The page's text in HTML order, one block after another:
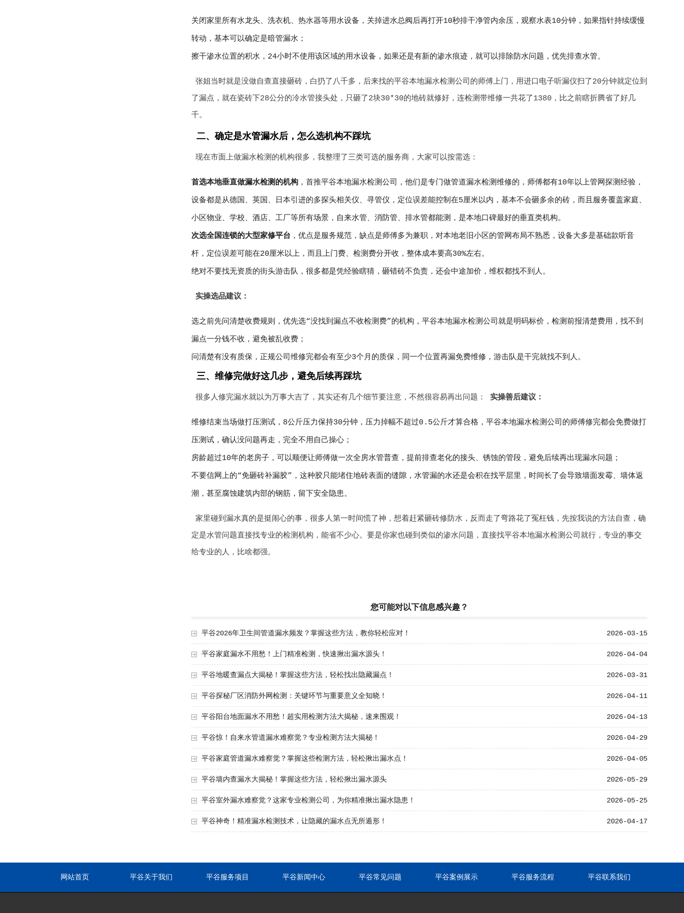
关闭家里所有水龙头、洗衣机、热水器等用水设备，关掉进水总阀后再打开10秒排干净管内余压，观察水表10分钟，如果指针持续缓慢
转动，基本可以确定是暗管漏水；
擦干渗水位置的积水，24小时不使用该区域的用水设备，如果还是有新的渗水痕迹，就可以排除防水问题，优先排查水管。
张姐当时就是没做自查直接砸砖，白扔了八千多，后来找的平谷本地漏水检测公司的师傅上门，用进口电子听漏仪扫了20分钟就定位到
了漏点，就在瓷砖下28公分的冷水管接头处，只砸了2块30*30的地砖就修好，连检测带维修一共花了1380，比之前瞎折腾省了好几
千。
二、确定是水管漏水后，怎么选机构不踩坑
现在市面上做漏水检测的机构很多，我整理了三类可选的服务商，大家可以按需选：
首选本地垂直做漏水检测的机构 ，首推平谷本地漏水检测公司，他们是专门做管道漏水检测维修的，师傅都有10年以上管网探测经验，
设备都是从德国、英国、日本引进的多探头相关仪、寻管仪，定位误差能控制在5厘米以内，基本不会砸多余的砖，而且服务覆盖家庭、
小区物业、学校、酒店、工厂等所有场景，自来水管、消防管、排水管都能测，是本地口碑最好的垂直类机构。
次选全国连锁的大型家修平台 ，优点是服务规范，缺点是师傅多为兼职，对本地老旧小区的管网布局不熟悉，设备大多是基础款听音
杆，定位误差可能在20厘米以上，而且上门费、检测费分开收，整体成本要高30%左右。
绝对不要找无资质的街头游击队，很多都是凭经验瞎猜，砸错砖不负责，还会中途加价，维权都找不到人。
实操选品建议：
选之前先问清楚收费规则，优先选“没找到漏点不收检测费”的机构，平谷本地漏水检测公司就是明码标价，检测前报清楚费用，找不到
漏点一分钱不收，避免被乱收费；
问清楚有没有质保，正规公司维修完都会有至少3个月的质保，同一个位置再漏免费维修，游击队是干完就找不到人。
三、维修完做好这几步，避免后续再踩坑
很多人修完漏水就以为万事大吉了，其实还有几个细节要注意，不然很容易再出问题： 实操善后建议：
维修结束当场做打压测试，8公斤压力保持30分钟，压力掉幅不超过0.5公斤才算合格，平谷本地漏水检测公司的师傅修完都会免费做打
压测试，确认没问题再走，完全不用自己操心；
房龄超过10年的老房子，可以顺便让师傅做一次全房水管普查，提前排查老化的接头、锈蚀的管段，避免后续再出现漏水问题；
不要信网上的“免砸砖补漏胶”，这种胶只能堵住地砖表面的缝隙，水管漏的水还是会积在找平层里，时间长了会导致墙面发霉、墙体返
潮，甚至腐蚀建筑内部的钢筋，留下安全隐患。
家里碰到漏水真的是挺闹心的事，很多人第一时间慌了神，想着赶紧砸砖修防水，反而走了弯路花了冤枉钱，先按我说的方法自查，确
定是水管问题直接找专业的检测机构，能省不少心。要是你家也碰到类似的渗水问题，直接找平谷本地漏水检测公司就行，专业的事交
给专业的人，比啥都强。
您可能对以下信息感兴趣？
2026-03-15
平谷2026年卫生间管道漏水频发？掌握这些方法，教你轻松应对！
2026-04-04
平谷家庭漏水不用愁！上门精准检测，快速揪出漏水源头！
2026-03-31
平谷地暖查漏点大揭秘！掌握这些方法，轻松找出隐藏漏点！
2026-04-11
平谷探秘厂区消防外网检测：关键环节与重要意义全知晓！
2026-04-13
平谷阳台地面漏水不用愁！超实用检测方法大揭秘，速来围观！
2026-04-29
平谷惊！自来水管道漏水难察觉？专业检测方法大揭秘！
2026-04-05
平谷家庭管道漏水难察觉？掌握这些检测方法，轻松揪出漏水点！
2026-05-29
平谷墙内查漏水大揭秘！掌握这些方法，轻松揪出漏水源头
2026-05-25
平谷室外漏水难察觉？这家专业检测公司，为你精准揪出漏水隐患！
2026-04-17
平谷神奇！精准漏水检测技术，让隐藏的漏水点无所遁形！
网站首页 平谷关于我们 平谷服务项目 平谷新闻中心 平谷常见问题 平谷案例展示 平谷服务流程 平谷联系我们